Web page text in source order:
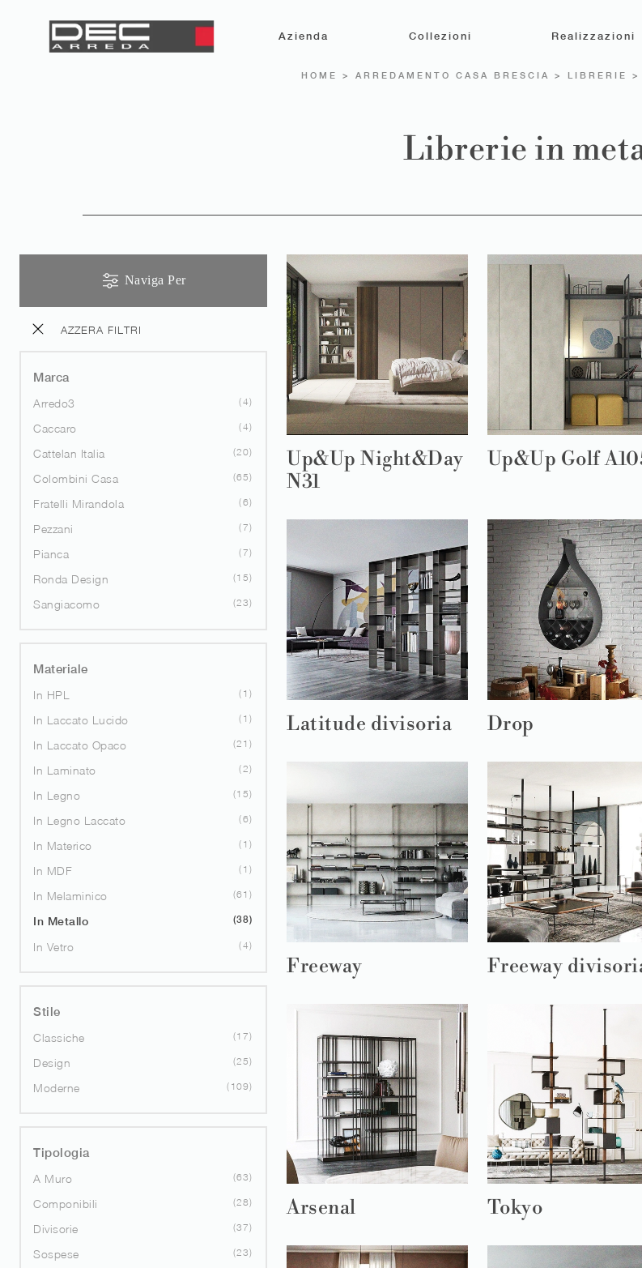
Azienda Collezioni Realizzazioni
HOME > ARREDAMENTO CASA BRESCIA > LIBRERIE >
Librerie in
Naviga Per
AZZERA FILTRI
Marca
Arredo3
4
Caccaro 4
Cattelan Italia 20
Colombini Casa 65
Fratelli Mirandola 6
Pezzani 7
Pianca 7
Ronda Design 15
Sangiacomo 23
Materiale
In HPL
1
In Laccato Lucido 1
In Laccato Opaco 21
In Laminato 2
In Legno 15
In Legno Laccato 6
In Materico 1
In MDF 1
In Melaminico 61
In Metallo 38
In Vetro 4
Stile
Classiche
17
Design 25
Moderne 109
Tipologia
A Muro
63
Componibili 28
Divisorie 37
Sospese 23
Up&Up Night&Day
N31
Up&Up Golf
Latitude divisoria Drop
Freeway Freeway
Arsenal Tokyo